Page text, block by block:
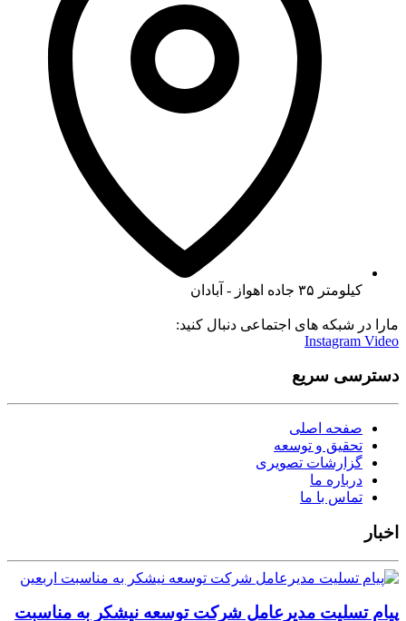
کیلومتر ۳۵ جاده اهواز - آبادان
مارا در شبکه های اجتماعی دنبال کنید:
Instagram Video
دسترسی سریع
صفحه اصلی
تحقیق و توسعه
گزارشات تصویری
درباره ما
تماس با ما
اخبار
پیام تسلیت مدیرعامل شرکت توسعه نیشکر به مناسبت